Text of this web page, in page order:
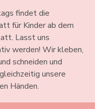
findet die
für Kinder ab dem
Lasst uns
werden! Wir kleben,
schneiden und
unsere
Händen.